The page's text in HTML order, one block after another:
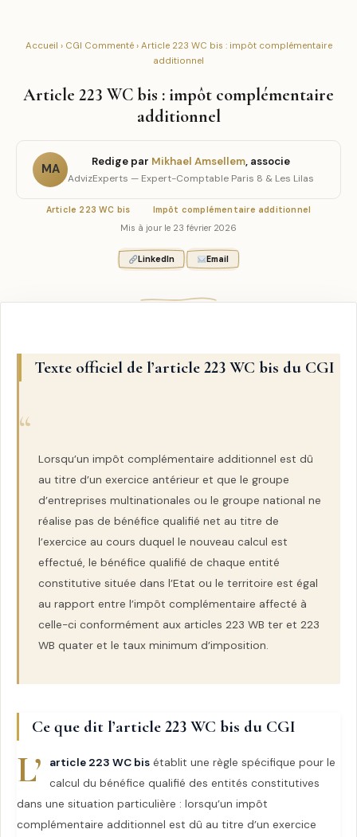
Accueil › CGI Commenté› Article 223 WC bis : impôt complémentaire
additionnel
Article 223 WC bis : impôt complémentaire
additionnel
MA
Redige par Mikhael Amsellem, associe
AdvizExperts — Expert-Comptable Paris 8 & Les Lilas
Article 223 WC bis Impôt complémentaire additionnel
Mis à jour le 23 février 2026
LinkedIn Email
Texte officiel de l’article 223 WC bis du CGI
Lorsqu’un impôt complémentaire additionnel est dû
au titre d’un exercice antérieur et que le groupe
d’entreprises multinationales ou le groupe national ne
réalise pas de bénéfice qualifié net au titre de
l’exercice au cours duquel le nouveau calcul est
effectué, le bénéfice qualifié de chaque entité
constitutive située dans l’Etat ou le territoire est égal
au rapport entre l’impôt complémentaire affecté à
celle-ci conformément aux articles 223 WB ter et 223
WB quater et le taux minimum d’imposition.
Ce que dit l’article 223 WC bis du CGI
L’ article 223 WC bis établit une règle spécifique pour le
calcul du bénéfice qualifié des entités constitutives
dans une situation particulière : lorsqu’un impôt
complémentaire additionnel est dû au titre d’un exercice